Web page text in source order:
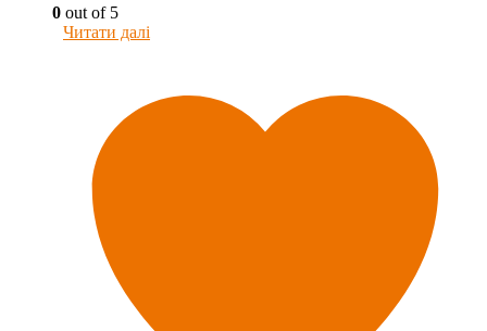
0 out of 5
Читати далі